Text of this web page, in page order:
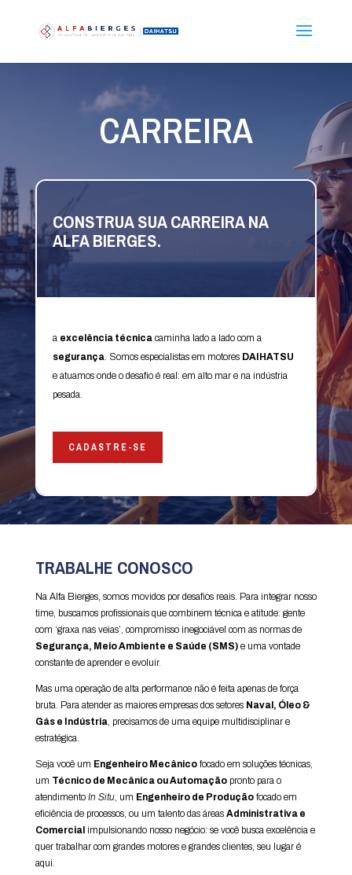
CARREIRA
CONSTRUA SUA CARREIRA NA
ALFA BIERGES.
a excelência técnicacaminha lado a lado com a
segurança. Somos especialistas em motores DAIHATSU
e atuamos onde o desafio é real: em alto mar e na indústria
pesada.
CADASTRE-SE
TRABALHE CONOSCO
Na Alfa Bierges, somos movidos por desafios reais. Para integrar nosso
time, buscamos profissionais que combinem técnica e atitude: gente
com ‘graxa nas veias’, compromisso inegociável com as normas de
Segurança, Meio Ambiente e Saúde (SMS)e uma vontade
constante de aprender e evoluir.
Mas uma operação de alta performance não é feita apenas de força
bruta. Para atender as maiores empresas dos setores Naval, Óleo &
Gás e Indústria, precisamos de uma equipe multidisciplinar e
estratégica.
Seja você um Engenheiro Mecânicofocado em soluções técnicas,
um Técnico de Mecânica ou Automaçãopronto para o
atendimento In Situ, um Engenheiro de Produçãofocado em
eficiência de processos, ou um talento das áreas Administrativa e
Comercialimpulsionando nosso negócio: se você busca excelência e
quer trabalhar com grandes motores e grandes clientes, seu lugar é
aqui.